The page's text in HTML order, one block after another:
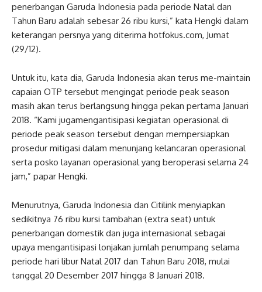
penerbangan Garuda Indonesia pada periode Natal dan
Tahun Baru adalah sebesar 26 ribu kursi,” kata Hengki dalam
keterangan persnya yang diterima hotfokus.com, Jumat
(29/12).
Untuk itu, kata dia, Garuda Indonesia akan terus me-maintain
capaian OTP tersebut mengingat periode peak season
masih akan terus berlangsung hingga pekan pertama Januari
2018. “Kami jugamengantisipasi kegiatan operasional di
periode peak season tersebut dengan mempersiapkan
prosedur mitigasi dalam menunjang kelancaran operasional
serta posko layanan operasional yang beroperasi selama 24
jam,” papar Hengki.
Menurutnya, Garuda Indonesia dan Citilink menyiapkan
sedikitnya 76 ribu kursi tambahan (extra seat) untuk
penerbangan domestik dan juga internasional sebagai
upaya mengantisipasi lonjakan jumlah penumpang selama
periode hari libur Natal 2017 dan Tahun Baru 2018, mulai
tanggal 20 Desember 2017 hingga 8 Januari 2018.